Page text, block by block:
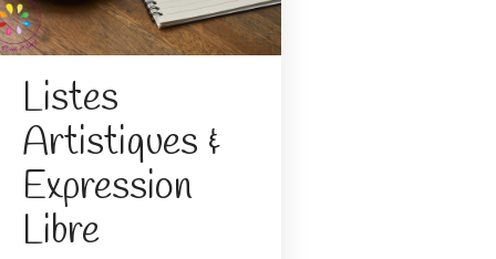
Listes
Artistiques &
Expression
Libre